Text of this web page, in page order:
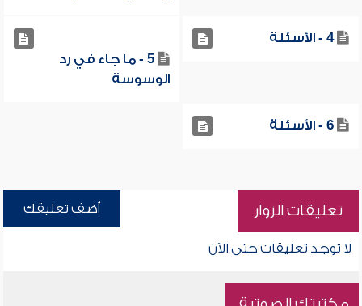
4 - الأسئلة
5 - ما جاء في رد
الوسوسة
6 - الأسئلة
تعليقات الزوار أضف تعليقك
لا توجد تعليقات حتى الآن